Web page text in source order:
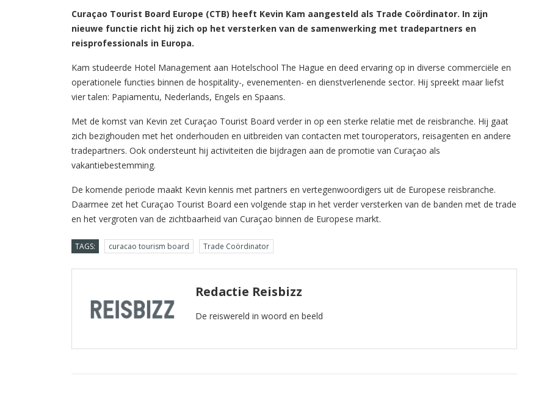
Curaçao Tourist Board Europe (CTB) heeft Kevin Kam aangesteld als Trade Coördinator. In zijn
nieuwe functie richt hij zich op het versterken van de samenwerking met tradepartners en
reisprofessionals in Europa.
Kam studeerde Hotel Management aan Hotelschool The Hague en deed ervaring op in diverse commerciële en
operationele functies binnen de hospitality-, evenementen- en dienstverlenende sector. Hij spreekt maar liefst
vier talen: Papiamentu, Nederlands, Engels en Spaans.
Met de komst van Kevin zet Curaçao Tourist Board verder in op een sterke relatie met de reisbranche. Hij gaat
zich bezighouden met het onderhouden en uitbreiden van contacten met touroperators, reisagenten en andere
tradepartners. Ook ondersteunt hij activiteiten die bijdragen aan de promotie van Curaçao als
vakantiebestemming.
De komende periode maakt Kevin kennis met partners en vertegenwoordigers uit de Europese reisbranche.
Daarmee zet het Curaçao Tourist Board een volgende stap in het verder versterken van de banden met de trade
en het vergroten van de zichtbaarheid van Curaçao binnen de Europese markt.
TAGS: curacao tourism board Trade Coördinator
Redactie Reisbizz
De reiswereld in woord en beeld